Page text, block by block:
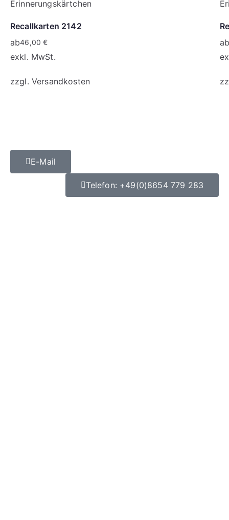
Recallkarten 2142
ab46,00€
exkl. MwSt.
zzgl. Versandkosten
E-Mail
Telefon: +49(0)8654 779 283